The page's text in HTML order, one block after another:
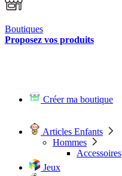
Boutiques
Proposez vos produits
Créer ma boutique
Articles Enfants
Hommes
Accessoires
Jeux